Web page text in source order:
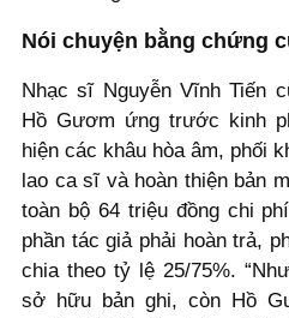
Nói chuyện bằng chứng
Nhạc sĩ Nguyễn Vĩnh Tiến
Hồ Gươm ứng trước kinh
hiện các khâu hòa âm, phối
lao ca sĩ và hoàn thiện bản
toàn bộ 64 triệu đồng chi
phần tác giả phải hoàn trả,
chia theo tỷ lệ 25/75%.
sở hữu bản ghi, còn Hồ